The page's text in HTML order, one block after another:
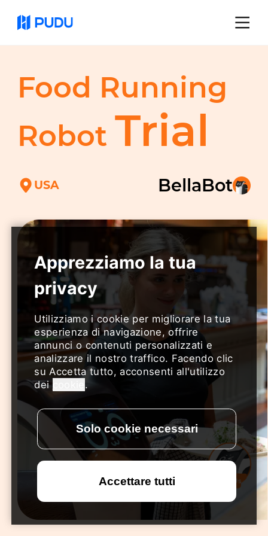
Food Running
Robot Trial
BellaBot
USA
Contact Us
Utilizziamo i cookie per migliorare la tua
esperienza di navigazione, offrire
annunci o contenuti personalizzati e
analizzare il nostro traffico. Facendo clic
su Accetta tutto, acconsenti all'utilizzo
deicookie .